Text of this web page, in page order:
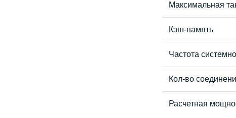
Максимальная
Кэш-память
Частота
Кол-во
Расчетная